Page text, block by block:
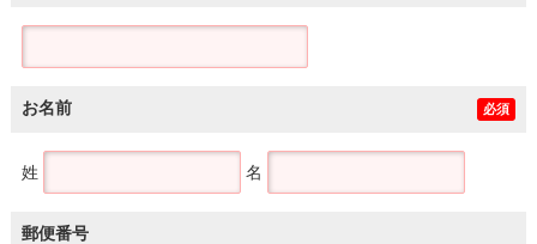
お名前 必須
姓 名
郵便番号